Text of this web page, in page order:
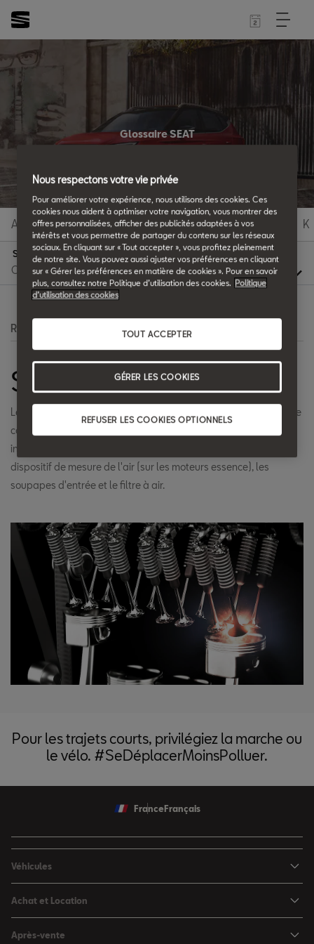
Glossaire SEAT
A B C D E F G H I K
S
Recherche
Système d'admission
Les composants d'un moteur chargés d'alimenter la chambre de
combustion en air et en carburant. Ce système inclut des
injecteurs, la tubulure d’admission, le boîtier papillon et le
dispositif de mesure de l'air (sur les moteurs essence), les
soupapes d'entrée et le filtre à air.
Pour les trajets courts, privilégiez la marche ou
le vélo. #SeDéplacerMoinsPolluer.
France Français
Véhicules
Nouvelle Arona
Leon 5 portes
Achat et Location
Après-vente
Nous respectons votre vie privée
Pour améliorer votre expérience, nous utilisons des cookies. Ces
cookies nous aident à optimiser votre navigation, vous montrer des
offres personnalisées, afficher des publicités adaptées à vos
intérêts et vous permettre de partager du contenu sur les réseaux
sociaux. En cliquant sur « Tout accepter », vous profitez pleinement
de notre site. Vous pouvez aussi ajuster vos préférences en cliquant
sur « Gérer les préférences en matière de cookies ». Pour en savoir
plus, consultez notre Politique d’utilisation des cookies.
Politique
d’utilisation des cookies
REFUSER LES COOKIES OPTIONNELS
TOUT ACCEPTER
GÉRER LES COOKIES